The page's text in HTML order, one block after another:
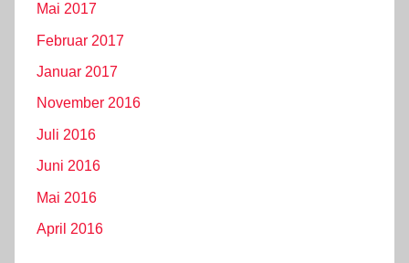
Mai 2017
Februar 2017
Januar 2017
November 2016
Juli 2016
Juni 2016
Mai 2016
April 2016